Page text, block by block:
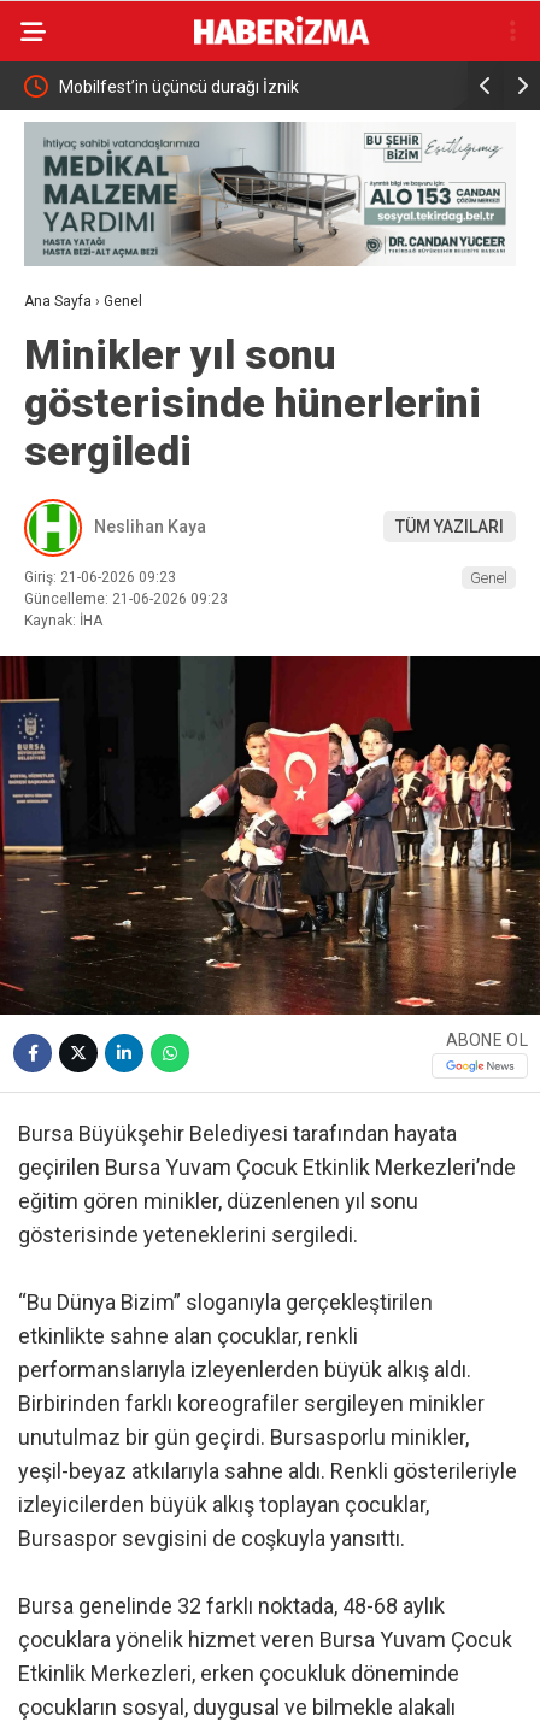
Mobilfest’in üçüncü durağı İznik AK
Ana Sayfa › Genel
Minikler yıl sonu
gösterisinde hünerlerini
sergiledi
Neslihan Kaya TÜM YAZILARI
Giriş: 21-06-2026 09:23
Güncelleme: 21-06-2026 09:23
Kaynak: İHA
Genel
ABONE OL
Bursa Büyükşehir Belediyesi tarafından hayata
geçirilen Bursa Yuvam Çocuk Etkinlik Merkezleri’nde
eğitim gören minikler, düzenlenen yıl sonu
gösterisinde yeteneklerini sergiledi.
“Bu Dünya Bizim” sloganıyla gerçekleştirilen
etkinlikte sahne alan çocuklar, renkli
performanslarıyla izleyenlerden büyük alkış aldı.
Birbirinden farklı koreografiler sergileyen minikler
unutulmaz bir gün geçirdi. Bursasporlu minikler,
yeşil-beyaz atkılarıyla sahne aldı. Renkli gösterileriyle
izleyicilerden büyük alkış toplayan çocuklar,
Bursaspor sevgisini de coşkuyla yansıttı.
Bursa genelinde 32 farklı noktada, 48-68 aylık
çocuklara yönelik hizmet veren Bursa Yuvam Çocuk
Etkinlik Merkezleri, erken çocukluk döneminde
çocukların sosyal, duygusal ve bilmekle alakalı